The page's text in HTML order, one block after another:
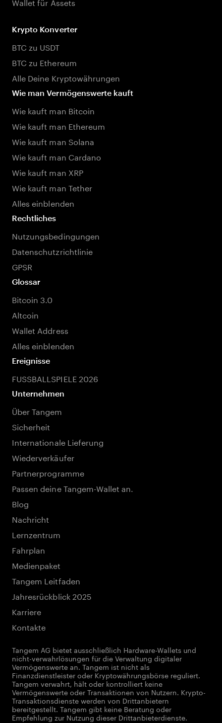
Krypto Konverter
BTC zu USDT
BTC zu Ethereum
Alle Deine Kryptowährungen
Wie man Vermögenswerte kauft
Wie kauft man Bitcoin
Wie kauft man Ethereum
Wie kauft man Solana
Wie kauft man Cardano
Wie kauft man XRP
Wie kauft man Tether
Alles einblenden
Rechtliches
Nutzungsbedingungen
Datenschutzrichtlinie
GPSR
Glossar
Bitcoin 3.0
Altcoin
Wallet Address
Alles einblenden
Ereignisse
FUSSBALLSPIELE 2026
Unternehmen
Über Tangem
Sicherheit
Internationale Lieferung
Wiederverkäufer
Partnerprogramme
Passen deine Tangem-Wallet an.
Blog
Nachricht
Lernzentrum
Fahrplan
Medienpaket
Tangem Leitfaden
Jahresrückblick 2025
Karriere
Kontakte
Tangem AG bietet ausschließlich Hardware-Wallets und
nicht-verwahrlösungen für die Verwaltung digitaler
Vermögenswerte an. Tangem ist nicht als
Finanzdienstleister oder Kryptowährungsbörse reguliert.
Tangem verwahrt, hält oder kontrolliert keine
Vermögenswerte oder Transaktionen von Nutzern. Krypto-
Transaktionsdienste werden von Drittanbietern
bereitgestellt. Tangem gibt keine Beratung oder
Empfehlung zur Nutzung dieser Drittanbieterdienste.